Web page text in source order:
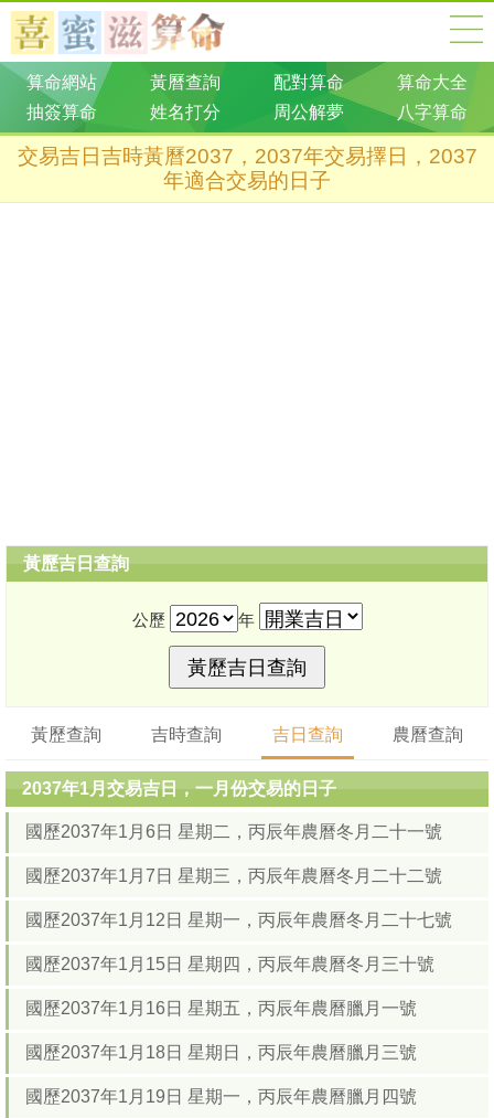
算命網站 黃曆查詢 配對算命
算命大全
抽簽算命
姓名打分 周公解夢 八字算命
交易吉日吉時黃曆2037，2037年交易擇日，2037
年適合交易的日子
黃歷吉日查詢
公歷 年
黃歷查詢 吉時查詢 吉日查詢 農曆查詢
2037年1月交易吉日，一月份交易的日子
國歷2037年1月6日 星期二，丙辰年農曆冬月二十一號
國歷2037年1月7日 星期三，丙辰年農曆冬月二十二號
國歷2037年1月12日 星期一，丙辰年農曆冬月二十七號
國歷2037年1月15日 星期四，丙辰年農曆冬月三十號
國歷2037年1月16日 星期五，丙辰年農曆臘月一號
國歷2037年1月18日 星期日，丙辰年農曆臘月三號
國歷2037年1月19日 星期一，丙辰年農曆臘月四號